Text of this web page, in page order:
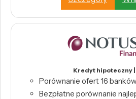
Kredyt hipoteczny |
Porównanie ofert 16
Bezpłatne porównanie